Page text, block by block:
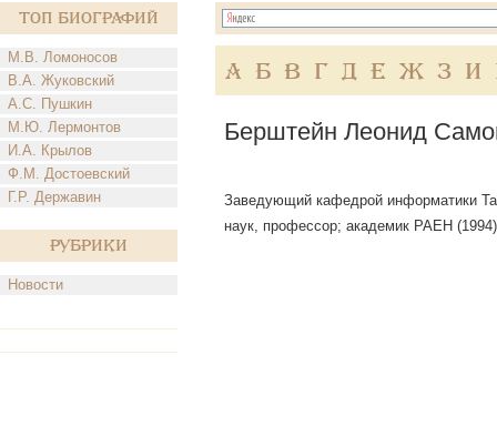
Топ Биографий
М.В. Ломоносов
В.А. Жуковский
А.С. Пушкин
М.Ю. Лермонтов
И.А. Крылов
Ф.М. Достоевский
Г.Р. Державин
Рубрики
Новости
А Б В Г Д Е Ж З И
Берштейн Леонид
Заведующий кафедрой информатики
наук, профессор; академик РАЕН